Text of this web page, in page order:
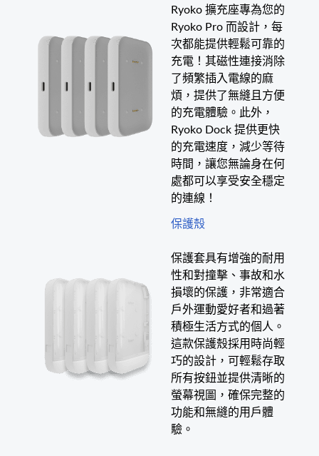
Ryoko 擴充座專為您的
Ryoko Pro 而設計，每
次都能提供輕鬆可靠的
充電！其磁性連接消除
了頻繁插入電線的麻
煩，提供了無縫且方便
的充電體驗。此外，
Ryoko Dock 提供更快
的充電速度，減少等待
時間，讓您無論身在何
處都可以享受安全穩定
的連線！
保護殼
保護套具有增強的耐用
性和對撞擊、事故和水
損壞的保護，非常適合
戶外運動愛好者和過著
積極生活方式的個人。
這款保護殼採用時尚輕
巧的設計，可輕鬆存取
所有按鈕並提供清晰的
螢幕視圖，確保完整的
功能和無縫的用戶體
驗。